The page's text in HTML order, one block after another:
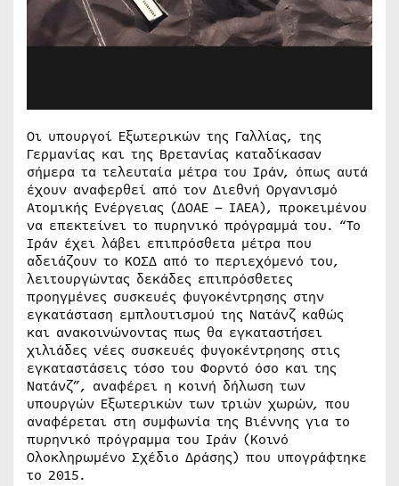
Οι υπουργοί Εξωτερικών της Γαλλίας, της
Γερμανίας και της Βρετανίας καταδίκασαν
σήμερα τα τελευταία μέτρα του Ιράν, όπως αυτά
έχουν αναφερθεί από τον Διεθνή Οργανισμό
Ατομικής Ενέργειας (ΔΟΑΕ – ΙΑΕΑ), προκειμένου
να επεκτείνει το πυρηνικό πρόγραμμά του. “Το
Ιράν έχει λάβει επιπρόσθετα μέτρα που
αδειάζουν το ΚΟΣΔ από το περιεχόμενό του,
λειτουργώντας δεκάδες επιπρόσθετες
προηγμένες συσκευές φυγοκέντρησης στην
εγκατάσταση εμπλουτισμού της Νατάνζ καθώς
και ανακοινώνοντας πως θα εγκαταστήσει
χιλιάδες νέες συσκευές φυγοκέντρησης στις
εγκαταστάσεις τόσο του Φορντό όσο και της
Νατάνζ”, αναφέρει η κοινή δήλωση των
υπουργών Εξωτερικών των τριών χωρών, που
αναφέρεται στη συμφωνία της Βιέννης για το
πυρηνικό πρόγραμμα του Ιράν (Κοινό
Ολοκληρωμένο Σχέδιο Δράσης) που υπογράφτηκε
το 2015.